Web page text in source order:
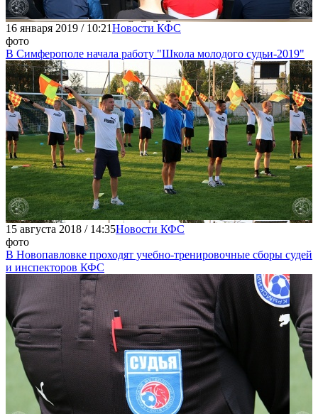
16 января 2019 / 10:21Новости КФС
фото
В Симферополе начала работу "Школа молодого судьи-2019"
15 августа 2018 / 14:35Новости КФС
фото
В Новопавловке проходят учебно-тренировочные сборы судей
и инспекторов КФС